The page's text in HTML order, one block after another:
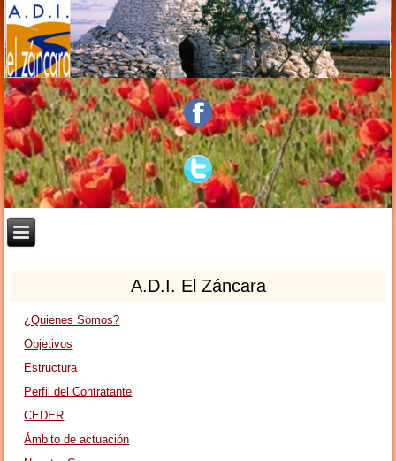
A.D.I. El Záncara
¿Quienes Somos?
Objetivos
Estructura
Perfil del Contratante
CEDER
Ámbito de actuación